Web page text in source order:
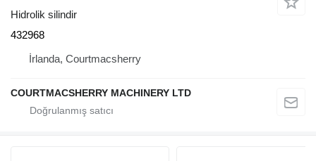
Hidrolik silindir
432968
İrlanda, Courtmacsherry
COURTMACSHERRY MACHINERY LTD